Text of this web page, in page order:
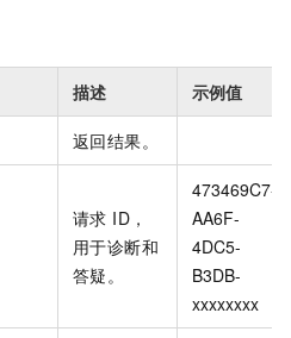
描述 示例值
返回结果。
请求 ID，
用于诊断和
答疑。
473469C7-
AA6F-
4DC5-
B3DB-
xxxxxxxx